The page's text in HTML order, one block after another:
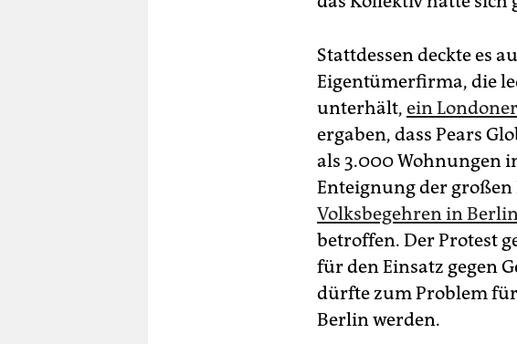
Stattdessen deckte es
Eigentümerfirma, die
unterhält, ein
ergaben, dass Pears
als 3.000 Wohnungen
Enteignung der
Volksbegehren in
betroffen. Der Protest
für den Einsatz gegen
dürfte zum Problem
Berlin werden.